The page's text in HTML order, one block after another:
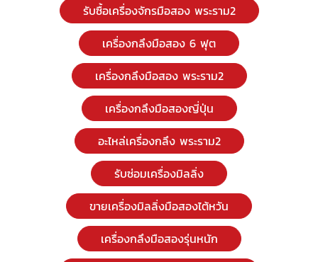
รับซื้อเครื่องจักรมือสอง พระราม2
เครื่องกลึงมือสอง 6 ฟุต
เครื่องกลึงมือสอง พระราม2
เครื่องกลึงมือสองญี่ปุ่น
อะไหล่เครื่องกลึง พระราม2
รับซ่อมเครื่องมิลลิ่ง
ขายเครื่องมิลลิ่งมือสองไต้หวัน
เครื่องกลึงมือสองรุ่นหนัก